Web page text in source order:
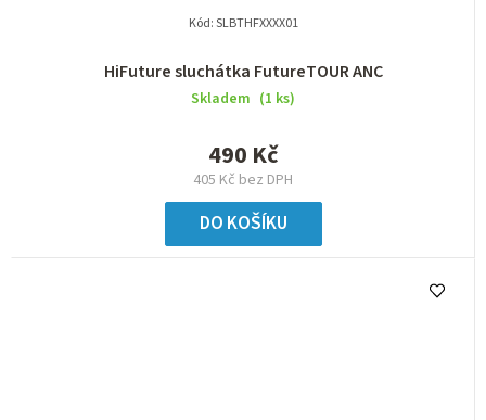
HiFuture sluchátka FutureTOUR ANC
Skladem (1 ks)
405 Kč bez DPH
490 Kč
DO KOŠÍKU
Kód:SLBTHFXXXX01